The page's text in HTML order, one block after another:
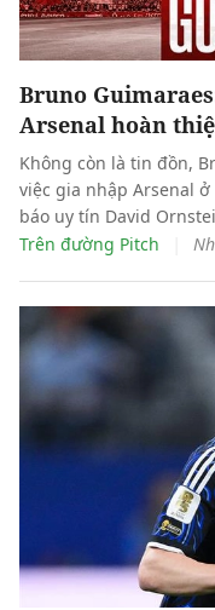
Bruno
Arsenal hoàn
Không còn là tin đồn,
việc gia nhập Arsenal
báo uy tín David
sắp sửa được hoàn tất.
bóng mới.
Trên đường Pitch